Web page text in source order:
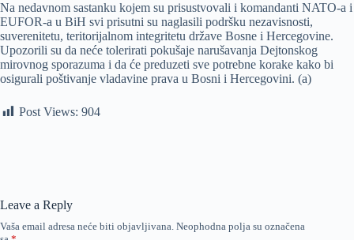
Na nedavnom sastanku kojem su prisustvovali i komandanti NATO-a i
EUFOR-a u BiH svi prisutni su naglasili podršku nezavisnosti,
suverenitetu, teritorijalnom integritetu države Bosne i Hercegovine.
Upozorili su da neće tolerirati pokušaje narušavanja Dejtonskog
mirovnog sporazuma i da će preduzeti sve potrebne korake kako bi
osigurali poštivanje vladavine prava u Bosni i Hercegovini. (a)
Post Views: 904
Leave a Reply
Vaša email adresa neće biti objavljivana. Neophodna polja su označena